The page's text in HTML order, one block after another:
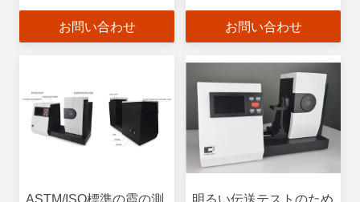
ストHazemeter
お問い合わせ
の測定の範囲
お問い合わせ
ASTM/ISO標準の霞の測
明るい伝送テストのため